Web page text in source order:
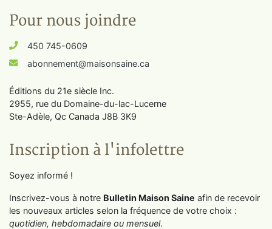
Pour nous joindre
450 745-0609
abonnement@maisonsaine.ca
Éditions du 21e siècle Inc.
2955, rue du Domaine-du-lac-Lucerne
Ste-Adèle, Qc Canada J8B 3K9
Inscription à l'infolettre
Soyez informé !
Inscrivez-vous à notre Bulletin Maison Saine afin de recevoir
les nouveaux articles selon la fréquence de votre choix :
quotidien, hebdomadaire ou mensuel.